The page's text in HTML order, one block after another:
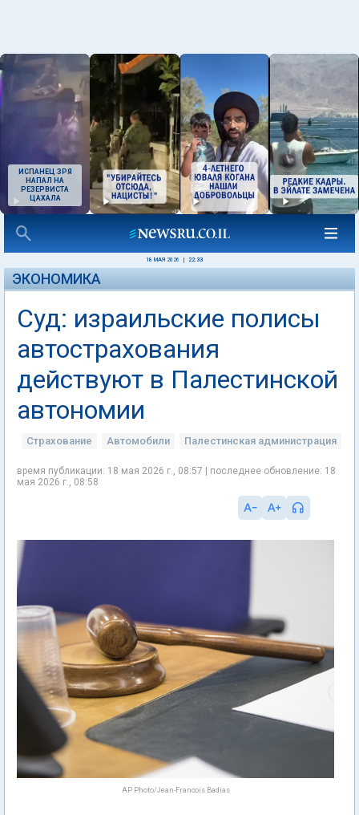
ИСПАНЕЦ ЗРЯ
НАПАЛ НА
РЕЗЕРВИСТА
ЦАХАЛА
18 МАЯ 2026 22:33
ЭКОНОМИКА
Суд: израильские полисы
автострахования
действуют в Палестинской
автономии
Страхование Автомобили Палестинская администрация
время публикации: 18 мая 2026 г., 08:57 | последнее обновление: 18
мая 2026 г., 08:58
AP Photo/Jean-Francois Badias